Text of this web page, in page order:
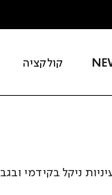
קולקציה
ניקל בקידמי ובגב